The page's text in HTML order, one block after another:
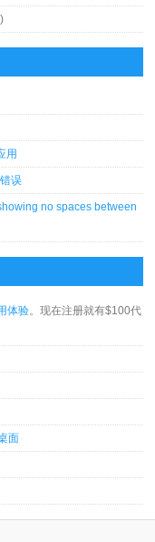
用
误
no spaces between
体验。现在注册就有$100代
面